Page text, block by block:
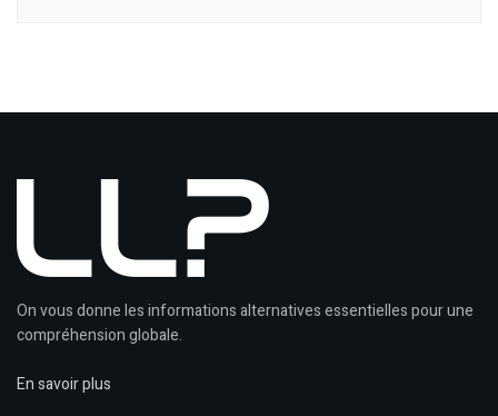
On vous donne les informations alternatives essentielles pour une
compréhension globale.
En savoir plus